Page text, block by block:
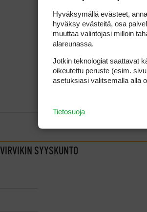
VIRVIKIN SYYSKUNTO
Hyväksymällä evästeet,
hyväksy evästeitä, osa
muuttaa valintojasi milloin
alareunassa.
Jotkin teknologiat saattavat
oikeutettu peruste (esim.
asetuksiasi valitsemalla alla
Tietosuoja